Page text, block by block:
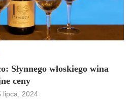
Słynnego włoskiego wina
ceny
lipca, 2024